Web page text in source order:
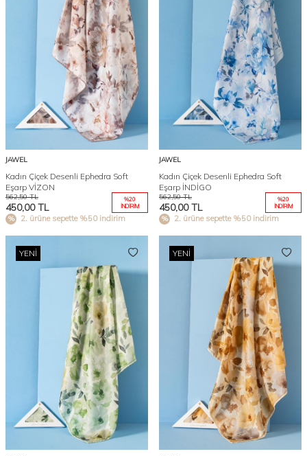
JAWEL
Kadın Çiçek Desenli Ephedra Soft
Eşarp VİZON
562,50TL
450,00TL
%20
İNDIRIM
2. ürüne sepette %50 indirim
JAWEL
Kadın Çiçek Desenli Ephedra Soft
Eşarp İNDİGO
562,50TL
450,00TL
%20
İNDIRIM
2. ürüne sepette %50 indirim
YENI YENI